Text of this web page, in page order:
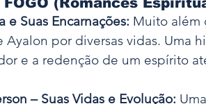
e Suas Encarnações: Muito além
Ayalon por diversas vidas. Uma
e a redenção de um espírito
– Suas Vidas e Evolução: